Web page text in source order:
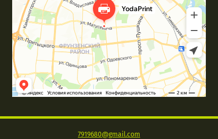
7919680@gmail.com